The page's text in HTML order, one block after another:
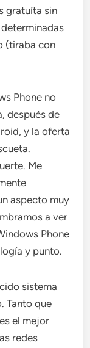
gratuíta sin
(tiraba con
Phone no
después de
y la oferta
Me
aspecto muy
a ver
Phone
y punto.
sistema
Tanto que
el mejor
redes